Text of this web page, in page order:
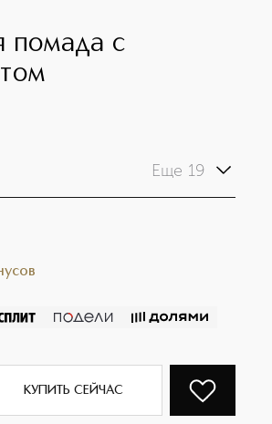
помада с
Еще 19
КУПИТЬ СЕЙЧАС